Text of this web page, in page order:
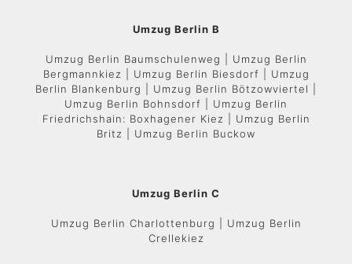
Umzug Berlin B
Umzug Berlin Baumschulenweg | Umzug Berlin
Bergmannkiez | Umzug Berlin Biesdorf | Umzug
Berlin Blankenburg | Umzug Berlin Bötzowviertel |
Umzug Berlin Bohnsdorf | Umzug Berlin
Friedrichshain: Boxhagener Kiez | Umzug Berlin
Britz | Umzug Berlin Buckow
Umzug Berlin C
Umzug Berlin Charlottenburg | Umzug Berlin
Crellekiez